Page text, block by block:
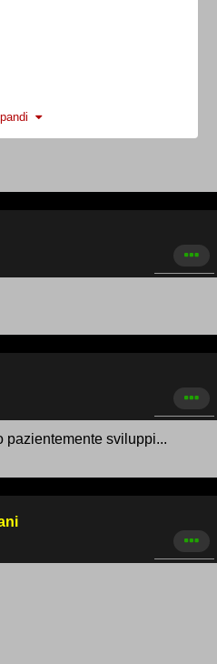
pazientemente sviluppi...